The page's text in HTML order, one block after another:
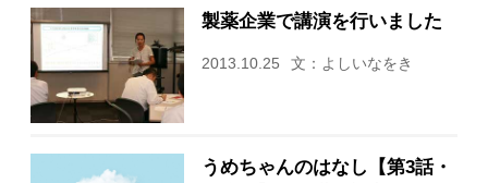
製薬企業で講演を行いました
2013.10.25 文：よしいなをき
うめちゃんのはなし【第3話・